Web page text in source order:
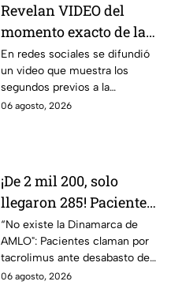
Revelan VIDEO del
momento exacto de la
explosión de pipa de
gas en Cuernavaca,
Morelos
En redes sociales se difundió
un video que muestra los
segundos previos a la
explosión de una pipa de gas
06 agosto, 2026
¡De 2 mil 200, solo
llegaron 285! Pacientes
claman por
medicamentos ante
desabasto en IMSS
“No existe la Dinamarca de
AMLO": Pacientes claman por
tacrolimus ante desabasto de
medicamentos en hospital del
06 agosto, 2026